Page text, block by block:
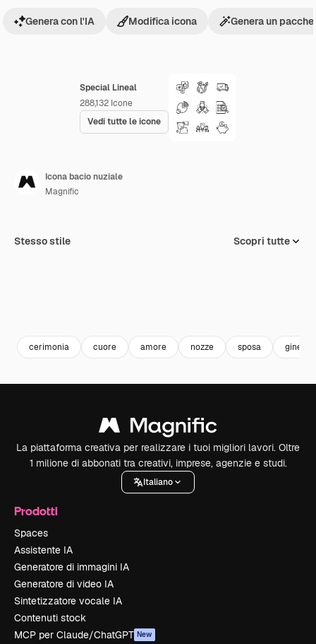
Special Lineal
288,132 Icone
Vedi tutte le icone
Genera con l'IA Modifica icona Genera un
Icona bacio nuziale
Magnific
Stesso stile Scopri tutte
cerimonia cuore amore nozze sposa
La piattaforma creativa per realizzare i tuoi migliori lavori. Oltre
1 milione di abbonati tra creativi, imprese, agenzie e studi.
Italiano
Prodotti
Spaces
Assistente IA
Generatore di immagini IA
Generatore di video IA
Sintetizzatore vocale IA
Contenuti stock
MCP per Claude/ChatGPT New